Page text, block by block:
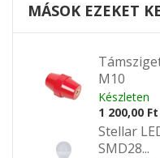
MÁSOK EZEKET
M10
Készleten
1 200,00 Ft
Stellar
SMD28...